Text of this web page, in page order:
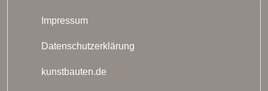
Impressum
Datenschutzerklärung
kunstbauten.de